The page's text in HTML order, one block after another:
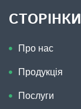
СТОРІНКИ
Про нас
Продукція
Послуги